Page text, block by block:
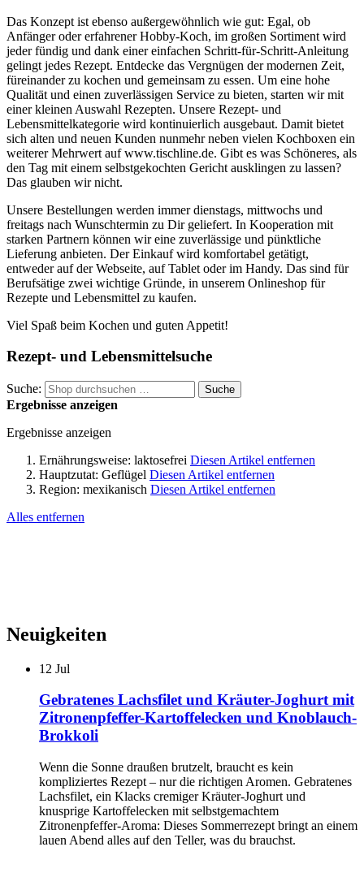
Das Konzept ist ebenso außergewöhnlich wie gut: Egal, ob
Anfänger oder erfahrener Hobby-Koch, im großen Sortiment wird
jeder fündig und dank einer einfachen Schritt-für-Schritt-Anleitung
gelingt jedes Rezept. Entdecke das Vergnügen der modernen Zeit,
füreinander zu kochen und gemeinsam zu essen. Um eine hohe
Qualität und einen zuverlässigen Service zu bieten, starten wir mit
einer kleinen Auswahl Rezepten. Unsere Rezept- und
Lebensmittelkategorie wird kontinuierlich ausgebaut. Damit bietet
sich alten und neuen Kunden nunmehr neben vielen Kochboxen ein
weiterer Mehrwert auf www.tischline.de. Gibt es was Schöneres, als
den Tag mit einem selbstgekochten Gericht ausklingen zu lassen?
Das glauben wir nicht.
Unsere Bestellungen werden immer dienstags, mittwochs und
freitags nach Wunschtermin zu Dir geliefert. In Kooperation mit
starken Partnern können wir eine zuverlässige und pünktliche
Lieferung anbieten. Der Einkauf wird komfortabel getätigt,
entweder auf der Webseite, auf Tablet oder im Handy. Das sind für
Berufsätige zwei wichtige Gründe, in unserem Onlineshop für
Rezepte und Lebensmittel zu kaufen.
Viel Spaß beim Kochen und guten Appetit!
Rezept- und Lebensmittelsuche
Suche: Suche
Ergebnisse anzeigen
Ergebnisse anzeigen
Ernährungsweise: laktosefrei Diesen Artikel entfernen
Hauptzutat: Geflügel Diesen Artikel entfernen
Region: mexikanisch Diesen Artikel entfernen
Alles entfernen
Neuigkeiten
12 Jul
Gebratenes Lachsfilet und Kräuter-Joghurt mit
Zitronenpfeffer-Kartoffelecken und Knoblauch-
Brokkoli
Wenn die Sonne draußen brutzelt, braucht es kein
kompliziertes Rezept – nur die richtigen Aromen. Gebratenes
Lachsfilet, ein Klacks cremiger Kräuter-Joghurt und
knusprige Kartoffelecken mit selbstgemachtem
Zitronenpfeffer-Aroma: Dieses Sommerrezept bringt an einem
lauen Abend alles auf den Teller, was du brauchst.